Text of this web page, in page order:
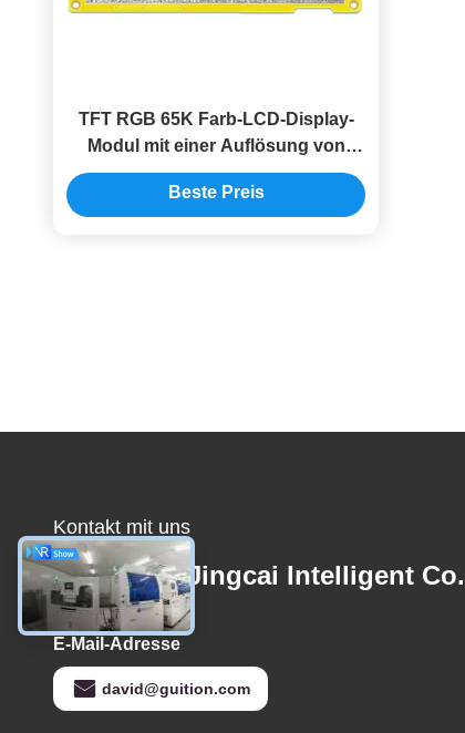
TFT RGB 65K Farb-LCD-Display-
Modul mit einer Auflösung von
800*480 Pixel
Beste Preis
Kontakt mit uns
Shenzhen Jingcai Intelligent
E-Mail-Adresse
david@guition.com